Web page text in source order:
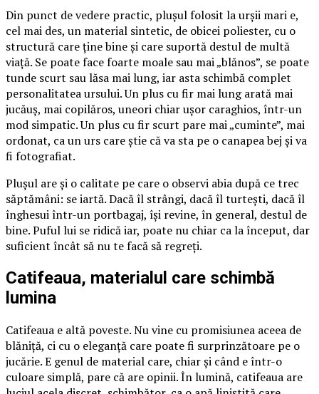
Din punct de vedere practic, plușul folosit la urșii mari e,
cel mai des, un material sintetic, de obicei poliester, cu o
structură care ține bine și care suportă destul de multă
viață. Se poate face foarte moale sau mai „blănos”, se poate
tunde scurt sau lăsa mai lung, iar asta schimbă complet
personalitatea ursului. Un plus cu fir mai lung arată mai
jucăuș, mai copilăros, uneori chiar ușor caraghios, într-un
mod simpatic. Un plus cu fir scurt pare mai „cuminte”, mai
ordonat, ca un urs care știe că va sta pe o canapea bej și va
fi fotografiat.
Plușul are și o calitate pe care o observi abia după ce trec
săptămâni: se iartă. Dacă îl strângi, dacă îl turtești, dacă îl
înghesui într-un portbagaj, își revine, în general, destul de
bine. Puful lui se ridică iar, poate nu chiar ca la început, dar
suficient încât să nu te facă să regreți.
Catifeaua, materialul care schimbă
lumina
Catifeaua e altă poveste. Nu vine cu promisiunea aceea de
blăniță, ci cu o eleganță care poate fi surprinzătoare pe o
jucărie. E genul de material care, chiar și când e într-o
culoare simplă, pare că are opinii. În lumină, catifeaua are